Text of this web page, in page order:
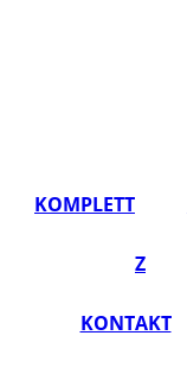
KOMPLETT
Z
KONTAKT